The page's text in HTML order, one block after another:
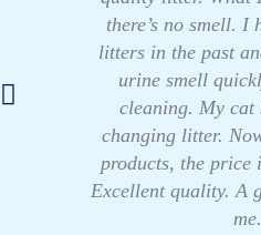
there’s no smell. I
litters in the past
urine smell
cleaning. My cat
changing litter.
products, the
Excellent quality. A
me.